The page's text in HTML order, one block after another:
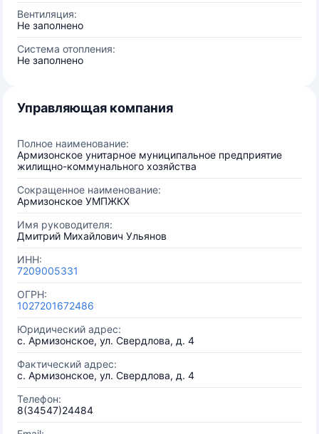
Вентиляция:
Не заполнено
Система отопления:
Не заполнено
Управляющая компания
Полное наименование:
Армизонское унитарное муниципальное предприятие
жилищно-коммунального хозяйства
Сокращенное наименование:
Армизонское УМПЖКХ
Имя руководителя:
Дмитрий Михайлович Ульянов
ИНН:
7209005331
ОГРН:
1027201672486
Юридический адрес:
с. Армизонское, ул. Свердлова, д. 4
Фактический адрес:
с. Армизонское, ул. Свердлова, д. 4
Телефон:
8(34547)24484